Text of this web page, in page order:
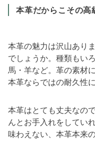
本革だからこその高
本革の魅力は沢山あり
でしょうか。種類もい
馬・羊など。革の素材
本革ならではの耐久性
本革はとても丈夫なの
んとお手入れをしてい
味わえない、本革本来